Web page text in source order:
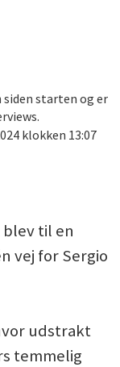
starten og er
klokken 13:07
blev til en
vej for Sergio
udstrakt
temmelig